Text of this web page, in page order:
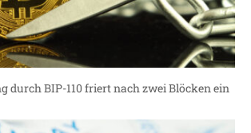
durch BIP-110 friert nach zwei Blöcken ein